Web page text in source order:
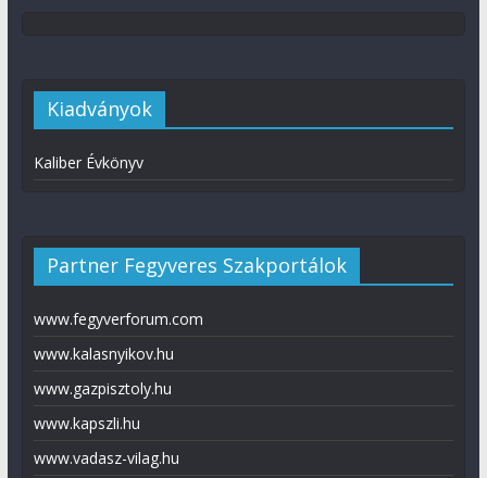
Kiadványok
Kaliber Évkönyv
Partner Fegyveres Szakportálok
www.fegyverforum.com
www.kalasnyikov.hu
www.gazpisztoly.hu
www.kapszli.hu
www.vadasz-vilag.hu